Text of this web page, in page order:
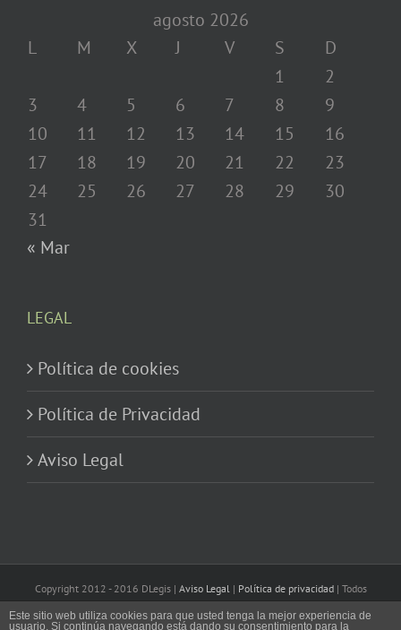
agosto 2026
L
M X J V S
D
1
2
3
4 5 6 7 8
9
10
11 12 13 14 15
16
17
18 19 20 21 22
23
24
25 26 27 28 29
30
31
« Mar
LEGAL
Política de cookies
Política de Privacidad
Aviso Legal
Copyright 2012 - 2016 DLegis | Aviso Legal| Política de privacidad| Todos
los derechos reservados
Este sitio web utiliza cookies para que usted tenga la mejor experiencia de
usuario. Si continúa navegando está dando su consentimiento para la